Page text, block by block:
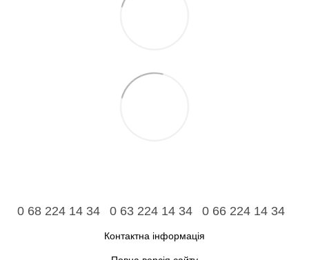
0 68 224 14 34 0 63 224 14 34 0 66 224 14 34
Контактна інформація